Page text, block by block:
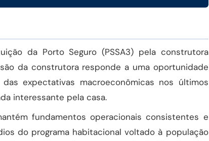
da Porto Seguro (PSSA3) pela construtora
da construtora responde a uma oportunidade
expectativas macroeconômicas nos últimos
interessante pela casa.
fundamentos operacionais consistentes e
do programa habitacional voltado à população